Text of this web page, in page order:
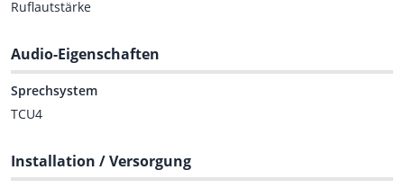
Ruflautstärke
Audio-Eigenschaften
Sprechsystem
TCU4
Installation / Versorgung